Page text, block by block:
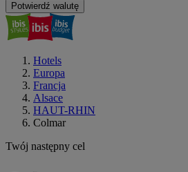
Potwierdź walutę
Hotels
Europa
Francja
Alsace
HAUT-RHIN
Colmar
Twój następny cel